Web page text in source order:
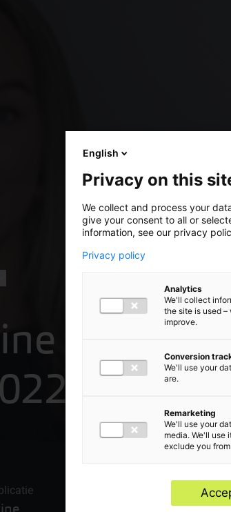
‘Meet
English
Privacy on this
We collect and process your
give your consent to all or
information, see our privacy
Privacy policy
Analytics
We'll collect
the site is used
improve.
Conversion
We'll use your
are.
Remarketing
We'll use your
media. We'll use
exclude you